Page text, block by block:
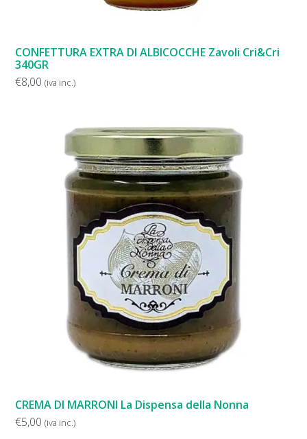
CONFETTURA EXTRA DI ALBICOCCHE Zavoli Cri&Cri
340GR
€8,00 (iva inc.)
CREMA DI MARRONI La Dispensa della Nonna
€5,00 (iva inc.)